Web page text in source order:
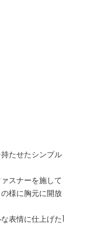
たせたシンプル
スナーを施して
様に胸元に開放
表情に仕上げた1